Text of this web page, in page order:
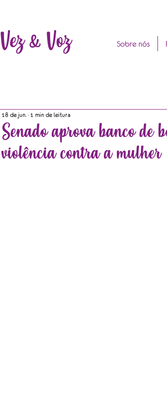
Vez & Voz Sobre nós
Senado aprova banco de
violência contra a mulher
18 de jun. 1 min de leitura